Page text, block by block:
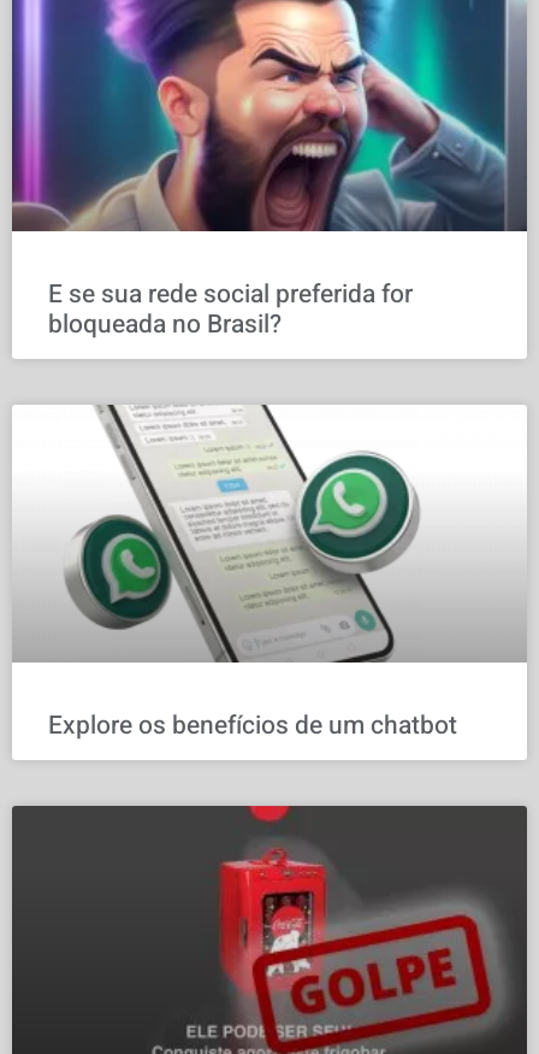
E se sua rede social preferida for
bloqueada no Brasil?
Explore os benefícios de um chatbot